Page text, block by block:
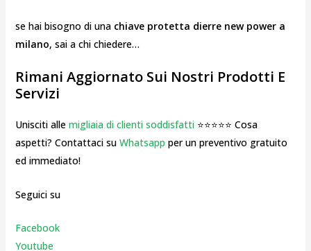
se hai bisogno di unachiave protetta dierre new power a
milano, sai a chi chiedere…
Rimani Aggiornato Sui Nostri Prodotti E
Servizi
Unisciti alle migliaia di clienti soddisfatti⭐⭐⭐⭐⭐ Cosa
aspetti? Contattaci su Whatsapp per un preventivo gratuito
ed immediato!
Seguici su
Facebook
Youtube